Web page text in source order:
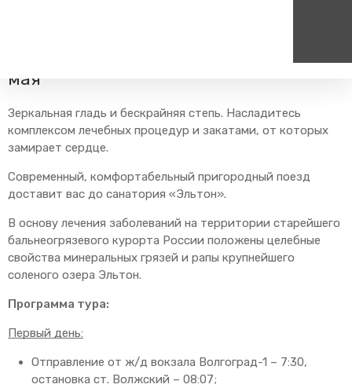
Справочник
Режим работы билетных
Тарифы и льготы
Абонементные билеты
Схема обращения
пригородных поездов
Правила проезда
Для маломобильных
Туризм
Самостоятельные
Единый номер вызова экстренных служб
112
мая
Зеркальная гладь и бескрайняя степь. Насладитесь
комплексом лечебных процедур и закатами, от которых
замирает сердце.
Современный, комфортабельный пригородный поезд
доставит вас до санатория «Эльтон».
В основу лечения заболеваний на территории старейшего
бальнеогрязевого курорта России положены целебные
свойства минеральных грязей и рапы крупнейшего
соленого озера Эльтон.
Программа тура:
Первый день:
Отправление от ж/д вокзала Волгоград-1 – 7:30,
остановка ст. Волжский – 08:07;